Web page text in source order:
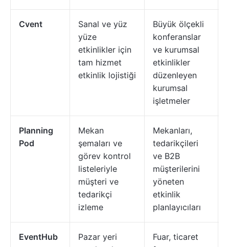
Cvent
Sanal ve yüz
yüze
etkinlikler için
tam hizmet
etkinlik lojistiği
Büyük ölçekli
konferanslar
ve kurumsal
etkinlikler
düzenleyen
kurumsal
işletmeler
Planning
Pod
Mekan
şemaları ve
görev kontrol
listeleriyle
müşteri ve
tedarikçi
izleme
Mekanları,
tedarikçileri
ve B2B
müşterilerini
yöneten
etkinlik
planlayıcıları
EventHub
Pazar yeri
Fuar, ticaret